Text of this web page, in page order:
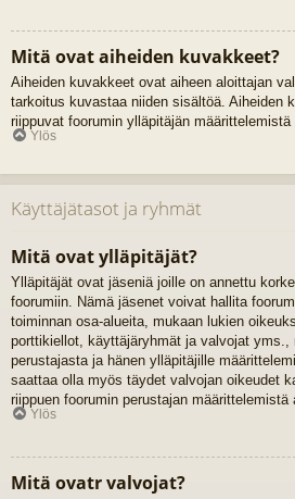
Mitä ovat aiheiden kuvakkeet?
Aiheiden kuvakkeet ovat aiheen aloittajan
tarkoitus kuvastaa niiden sisältöä. Aiheiden
riippuvat foorumin ylläpitäjän määrittelemistä
Ylös
Käyttäjätasot ja ryhmät
Mitä ovat ylläpitäjät?
Ylläpitäjät ovat jäseniä joille on annettu
foorumiin. Nämä jäsenet voivat hallita
toiminnan osa-alueita, mukaan lukien
porttikiellot, käyttäjäryhmät ja valvojat yms.,
perustajasta ja hänen ylläpitäjille
saattaa olla myös täydet valvojan oikeudet
riippuen foorumin perustajan määrittelemistä
Ylös
Mitä ovatr valvojat?